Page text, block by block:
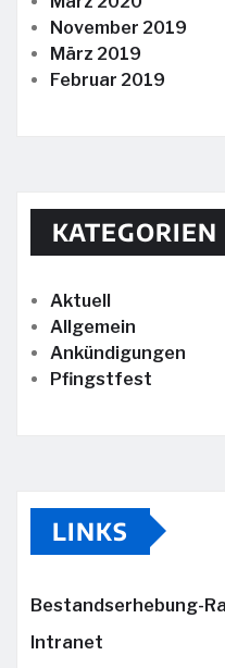
November 2019
März 2019
Februar 2019
KATEGORIEN
Aktuell
Allgemein
Ankündigungen
Pfingstfest
LINKS
Bestandserhebung-
Intranet